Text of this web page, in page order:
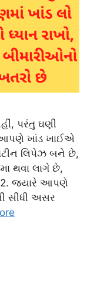
પરંતુ ઘણી
ખાંડ ખાઈએ
લિપેઝ બને છે,
થવા લાગે છે,
2. જ્યારે આપણે
સીધી અસર